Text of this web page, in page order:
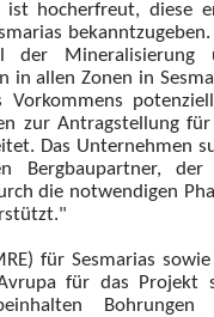
ist hocherfreut, diese
bekanntzugeben.
der Mineralisierung
in allen Zonen in
zur Antragstellung
Das Unternehmen
Bergbaupartner, der
die notwendigen
für Sesmarias
für das Projekt
Bohrungen